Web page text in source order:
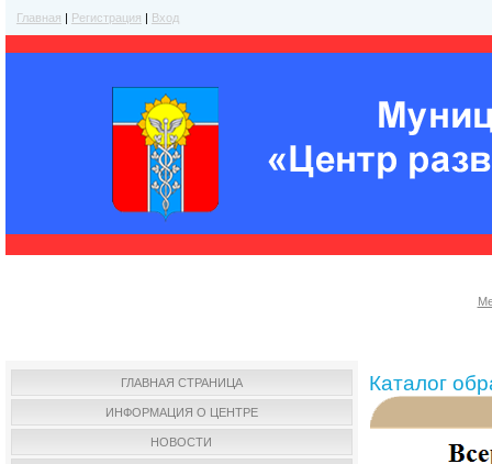
Главная | Регистрация | Вход
ГЛАВНАЯ СТРАНИЦА
ИНФОРМАЦИЯ О ЦЕНТРЕ
НОВОСТИ
Каталог